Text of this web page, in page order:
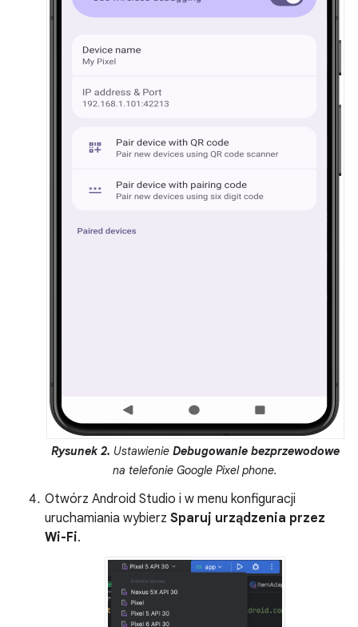
Rysunek 2. Ustawienie Debugowanie bezprzewodowe
na telefonie Google Pixel phone.
Otwórz Android Studio i w menu konfiguracji
uruchamiania wybierz Sparuj urządzenia przez
Wi-Fi.